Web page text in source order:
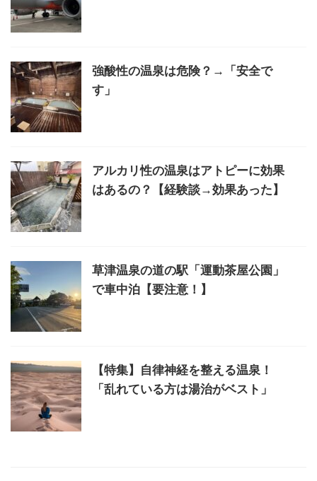
強酸性の温泉は危険？→「安全で
す」
アルカリ性の温泉はアトピーに効果
はあるの？【経験談→効果あった】
草津温泉の道の駅「運動茶屋公園」
で車中泊【要注意！】
【特集】自律神経を整える温泉！
「乱れている方は湯治がベスト」